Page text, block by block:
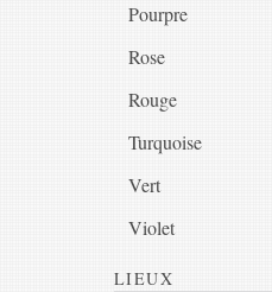
Pourpre
Rose
Rouge
Turquoise
Vert
Violet
LIEUX